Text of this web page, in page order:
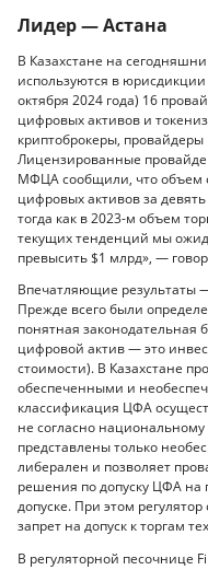
Лидер — Астана
В Казахстане на
используются в
октября 2024 года) 16
цифровых активов и
криптоброкеры,
Лицензированные
МФЦА сообщили, что объем
цифровых активов за
тогда как в 2023-м объем
текущих тенденций мы
превысить $1 млрд», —
Впечатляющие результаты
Прежде всего были
понятная законодательная
цифровой актив — это
стоимости). В Казахстане
обеспеченными и
классификация ЦФА
не согласно
представлены только
либерален и позволяет
решения по допуску ЦФА на
допуске. При этом
запрет на допуск к торгам
В регуляторной песочнице